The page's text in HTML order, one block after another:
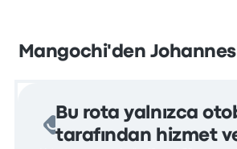
Mangochi'den
Bu rota yalnızca
tarafından hizmet